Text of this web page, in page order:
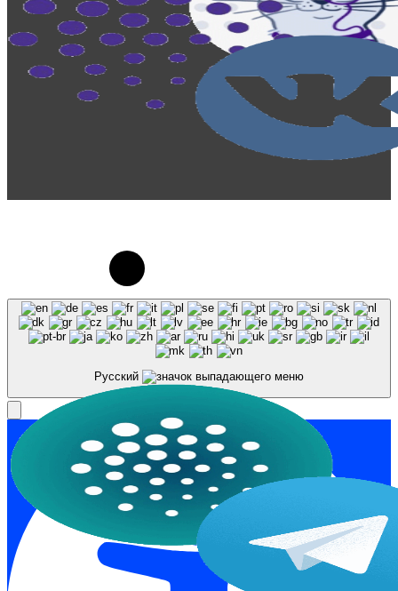
использовании материалов сайта galaktika64.ru
ссылка на источник обязательна.
Русский